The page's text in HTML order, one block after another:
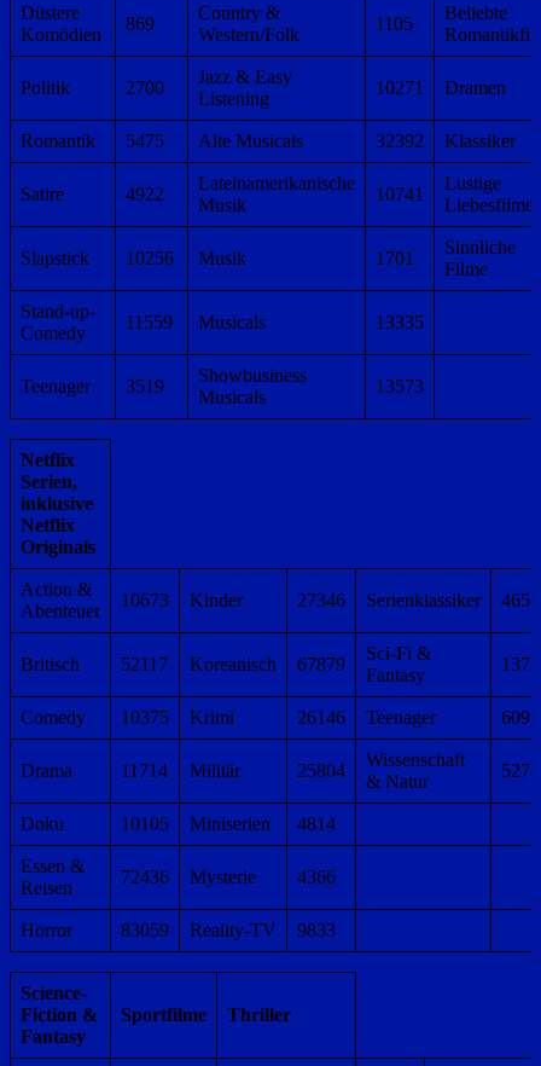
Düstere
Komödien
869
Country &
Western/Folk
1105
Beliebte
Politik 2700
Jazz & Easy
Listening
10271 Dramen
Romantik 5475 Alte Musicals 32392 Klassiker
Satire 4922
Lateinamerikanische
Musik
10741
Lustige
Liebesfilme
Slapstick 10256 Musik 1701
Sinnliche
Filme
Stand-up-
Comedy
11559 Musicals 13335
Teenager 3519
Showbusiness
Musicals
13573
Netflix
Serien,
inklusive
Netflix
Originals
Action &
Abenteuer
10673 Kinder 27346 Serienklassiker
Britisch 52117 Koreanisch 67879
Sci-Fi &
Fantasy
1372
Comedy 10375 Krimi 26146 Teenager
Drama 11714 Militär 25804
Wissenschaft
& Natur
Doku 10105 Miniserien 4814
Essen &
Reisen
72436 Mysterie 4366
Horror 83059 Reality-TV 9833
Science-
Fiction &
Fantasy
Sportfilme Thriller